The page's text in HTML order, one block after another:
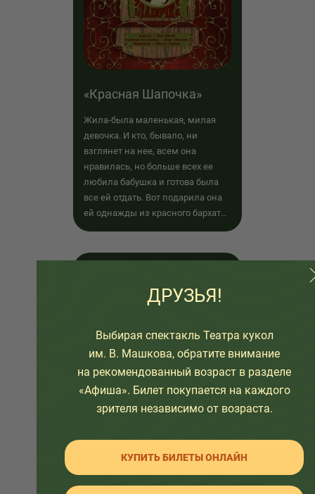
«Красная Шапочка»
Жила-была маленькая, милая
девочка. И кто, бывало, ни
взглянет на нее, всем она
нравилась, но больше всех ее
любила бабушка и готова была
все ей отдать. Вот подарила она
ей однажды из красного бархата
шапочку...
в Простоквашино»
ДРУЗЬЯ!
Выбирая спектакль Театра кукол
им. В. Машкова, обратите внимание
на рекомендованный возраст в разделе
«Афиша». Билет покупается на каждого
зрителя независимо от возраста.
КУПИТЬ БИЛЕТЫ ОНЛАЙН